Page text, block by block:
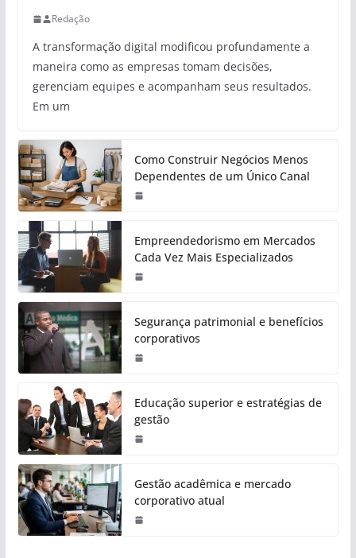
Redação
A transformação digital modificou profundamente a
maneira como as empresas tomam decisões,
gerenciam equipes e acompanham seus resultados.
Em um
Como Construir Negócios Menos
Dependentes de um Único Canal
Empreendedorismo em Mercados
Cada Vez Mais Especializados
Segurança patrimonial e benefícios
corporativos
Educação superior e estratégias de
gestão
Gestão acadêmica e mercado
corporativo atual